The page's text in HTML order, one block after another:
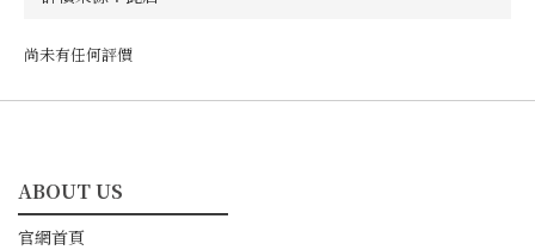
尚未有任何評價
ABOUT US
━━━━━━━━━━━
官網首頁